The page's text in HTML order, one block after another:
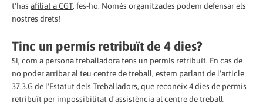
t'has afiliat a CGT, fes-ho. Només organitzades podem defensar els
nostres drets!
Tinc un permís retribuït de 4 dies?
Sí, com a persona treballadora tens un permís retribuït. En cas de
no poder arribar al teu centre de treball, estem parlant de l'article
37.3.G de l'Estatut dels Treballadors, que reconeix 4 dies de permís
retribuït per impossibilitat d'assistència al centre de treball.